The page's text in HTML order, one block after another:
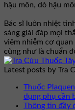
hậu môn, dò hậu
Bác sĩ luôn nhiệt
sàng giải đáp mọi
viêm nhiễm cơ
cũng như là chuẩn
Latest posts by Tra
Thuốc
dụng phụ cần
Thông tin đầy